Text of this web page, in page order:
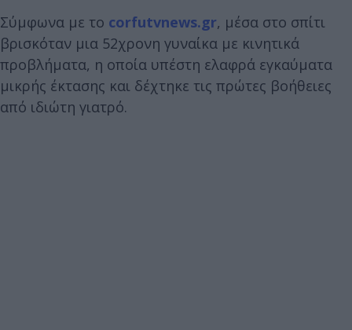
Σύμφωνα με το corfutvnews.gr, μέσα στο σπίτι
βρισκόταν μια 52χρονη γυναίκα με κινητικά
προβλήματα, η οποία υπέστη ελαφρά εγκαύματα
μικρής έκτασης και δέχτηκε τις πρώτες βοήθειες
από ιδιώτη γιατρό.